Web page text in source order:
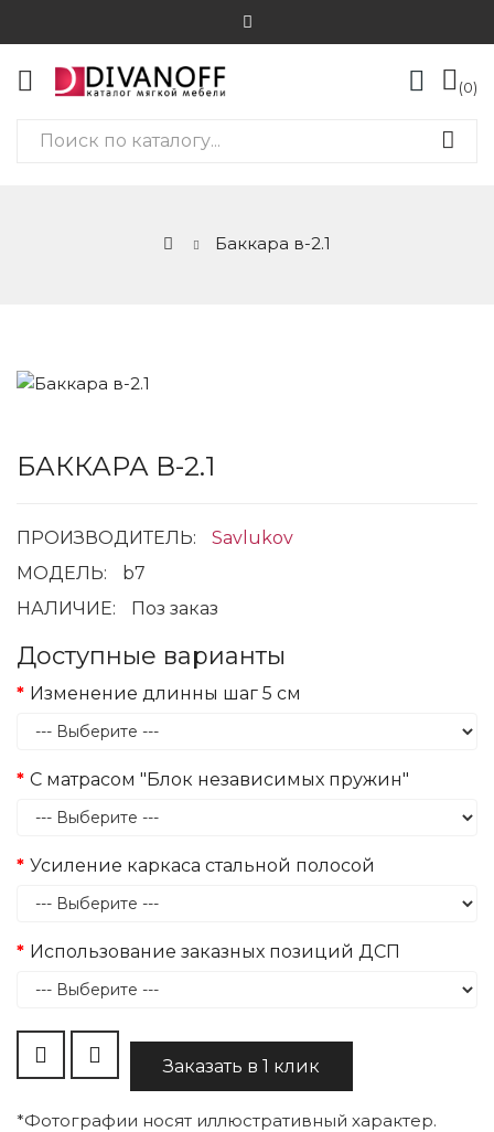
0
Баккара в-2.1
БАККАРА В-2.1
ПРОИЗВОДИТЕЛЬ:
Savlukov
МОДЕЛЬ:
b7
НАЛИЧИЕ:
Поз заказ
Доступные варианты
Изменение длинны шаг 5 см
С матрасом "Блок независимых пружин"
Усиление каркаса стальной полосой
Использование заказных позиций ДСП
Заказать в 1 клик
*Фотографии носят иллюстративный характер.